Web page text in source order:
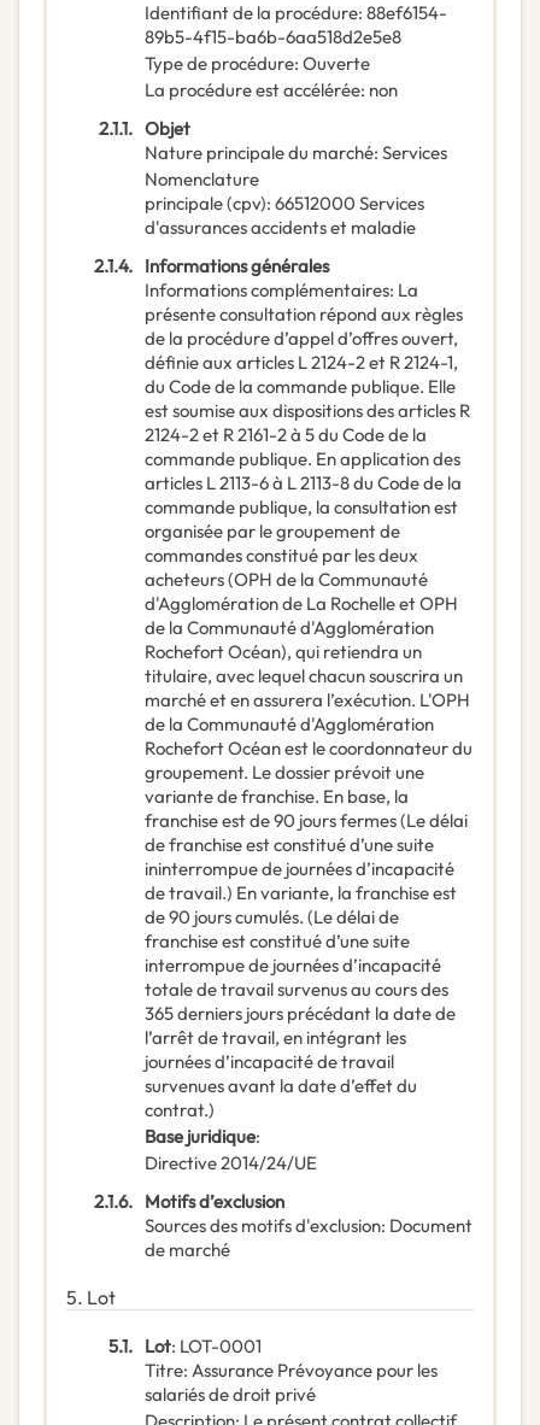
Identifiant de la procédure: 88ef6154-
89b5-4f15-ba6b-6aa518d2e5e8
Type de procédure: Ouverte
La procédure est accélérée: non
2.1.1. Objet
Nature principale du marché: Services
Nomenclature
principale(cpv): 66512000 Services
d'assurances accidents et maladie
2.1.4. Informations générales
Informations complémentaires: La
présente consultation répond aux règles
de la procédure d’appel d’offres ouvert,
définie aux articles L 2124-2 et R 2124-1,
du Code de la commande publique. Elle
est soumise aux dispositions des articles R
2124-2 et R 2161-2 à 5 du Code de la
commande publique. En application des
articles L 2113-6 à L 2113-8 du Code de la
commande publique, la consultation est
organisée par le groupement de
commandes constitué par les deux
acheteurs (OPH de la Communauté
d'Agglomération de La Rochelle et OPH
de la Communauté d'Agglomération
Rochefort Océan), qui retiendra un
titulaire, avec lequel chacun souscrira un
marché et en assurera l’exécution. L'OPH
de la Communauté d'Agglomération
Rochefort Océan est le coordonnateur du
groupement. Le dossier prévoit une
variante de franchise. En base, la
franchise est de 90 jours fermes (Le délai
de franchise est constitué d’une suite
ininterrompue de journées d’incapacité
de travail.) En variante, la franchise est
de 90 jours cumulés. (Le délai de
franchise est constitué d’une suite
interrompue de journées d’incapacité
totale de travail survenus au cours des
365 derniers jours précédant la date de
l’arrêt de travail, en intégrant les
journées d’incapacité de travail
survenues avant la date d’effet du
contrat.)
Base juridique:
Directive 2014/24/UE
2.1.6. Motifs d’exclusion
Sources des motifs d'exclusion: Document
de marché
5. Lot
5.1. Lot: LOT-0001
Titre: Assurance Prévoyance pour les
salariés de droit privé